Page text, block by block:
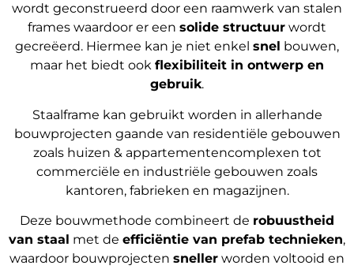
wordt geconstrueerd door een raamwerk van stalen
frames waardoor er een solide structuur wordt
gecreëerd. Hiermee kan je niet enkel snel bouwen,
maar het biedt ook flexibiliteit in ontwerp en
gebruik.
Staalframe kan gebruikt worden in allerhande
bouwprojecten gaande van residentiële gebouwen
zoals huizen & appartementencomplexen tot
commerciële en industriële gebouwen zoals
kantoren, fabrieken en magazijnen.
Deze bouwmethode combineert de robuustheid
van staal met de efficiëntie van prefab technieken,
waardoor bouwprojecten sneller worden voltooid en